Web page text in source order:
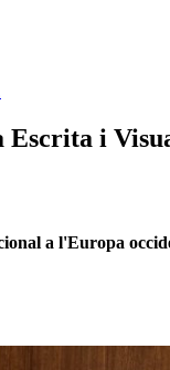
i
a l'Europa